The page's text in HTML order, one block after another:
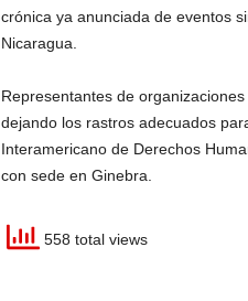
crónica ya anunciada de eventos
Nicaragua.
Representantes de
dejando los rastros adecuados
Interamericano de Derechos
con sede en Ginebra.
558 total views